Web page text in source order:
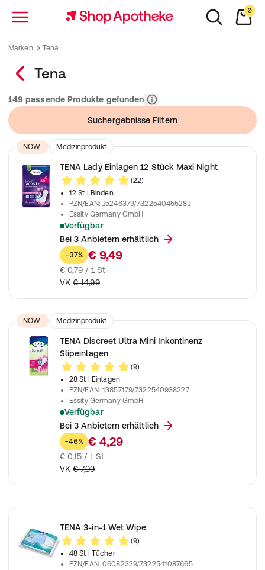
Menü
0
Marken Tena
Tena
149 passende Produkte gefundenRelevanz
Suchergebnisse Filtern
NOW! Medizinprodukt
TENA Lady Einlagen 12 Stück Maxi Night
(22)
12 St
| Binden
PZN/EAN:15246379/7322540455281
Essity Germany GmbH
Verfügbar
Einlagen für maximalen Schutz in der Nacht bei mittelstarker
Bei 3 Anbietern erhältlich
-37% € 9,49
€ 0,79 / 1 St
VK € 14,99
NOW! Medizinprodukt
TENA Discreet Ultra Mini Inkontinenz
Slipeinlagen
(9)
28 St
| Einlagen
PZN/EAN:13857179/7322540938227
Essity Germany GmbH
Verfügbar
Einlagen zur Anwendung bei leichter Blasenschwäche
Bei 3 Anbietern erhältlich
-46% € 4,29
€ 0,15 / 1 St
VK € 7,99
TENA 3-in-1 Wet Wipe
(9)
48 St
| Tücher
PZN/EAN:06082329/7322541087665